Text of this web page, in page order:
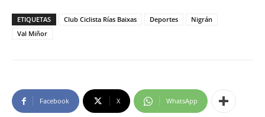
ETIQUETAS Club Ciclista Rías Baixas Deportes
Nigrán
Val Miñor
Facebook X WhatsApp